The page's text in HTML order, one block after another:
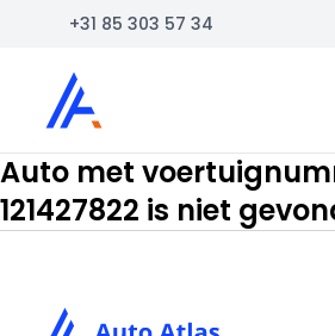
+31 85 303 57 34
Auto Atlas
Auto met
121427822 is niet